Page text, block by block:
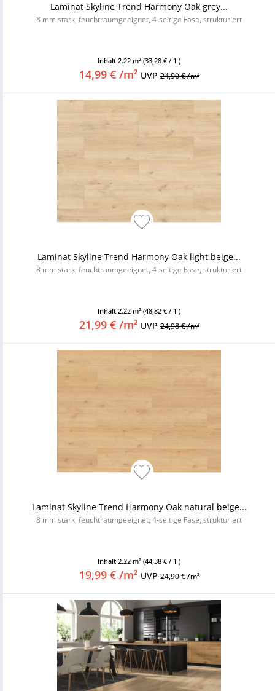
Laminat Skyline Trend Harmony Oak grey...
8 mm stark, feuchtraumgeeignet, 4-seitige Fase, strukturiert
Inhalt 2.22 m² (33,28 € / 1 )
14,99 € /m² UVP24,90 € /m²
Laminat Skyline Trend Harmony Oak light beige...
8 mm stark, feuchtraumgeeignet, 4-seitige Fase, strukturiert
Inhalt 2.22 m² (48,82 € / 1 )
21,99 € /m² UVP24,98 € /m²
Laminat Skyline Trend Harmony Oak natural beige...
8 mm stark, feuchtraumgeeignet, 4-seitige Fase, strukturiert
Inhalt 2.22 m² (44,38 € / 1 )
19,99 € /m² UVP24,90 € /m²